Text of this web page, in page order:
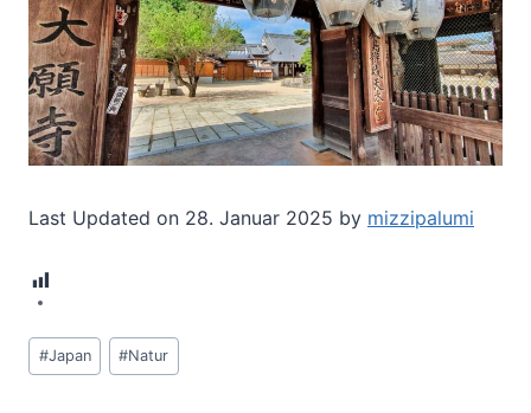
Last Updated on 28. Januar 2025 by mizzipalumi
Schlagworte:
#Japan #Natur